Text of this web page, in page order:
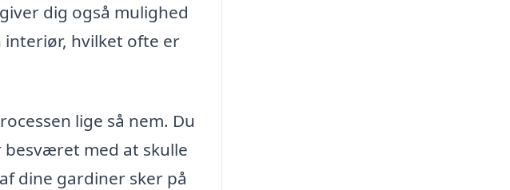
dig også mulighed
hvilket ofte er
lige så nem. Du
med at skulle
dine gardiner sker på